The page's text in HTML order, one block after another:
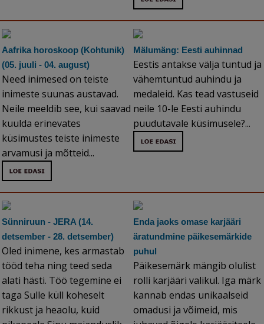
Aafrika horoskoop (Kohtunik)
(05. juuli - 04. august)
Need inimesed on teiste
inimeste suunas austavad.
Neile meeldib see, kui saavad
kuulda erinevates
küsimustes teiste inimeste
arvamusi ja mõtteid...
Mälumäng: Eesti auhinnad
Eestis antakse välja tuntud ja
vähemtuntud auhindu ja
medaleid. Kas tead vastuseid
neile 10-le Eesti auhindu
puudutavale küsimusele?...
Sünniruun - JERA (14.
detsember - 28. detsember)
Oled inimene, kes armastab
tööd teha ning teed seda
alati hästi. Töö tegemine ei
taga Sulle küll koheselt
rikkust ja heaolu, kuid
Enda jaoks omase karjääri
äratundmine päikesemärkide
puhul
Päikesemärk mängib olulist
rolli karjääri valikul. Iga märk
kannab endas unikaalseid
omadusi ja võimeid, mis